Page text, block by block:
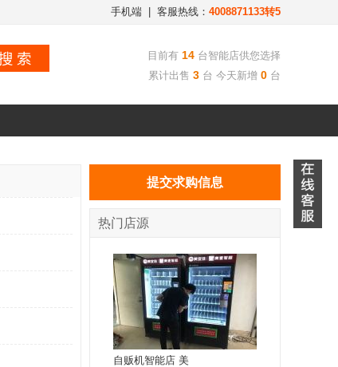
手机端 | 客服热线： 4008871133转5
目前有 14 台智能店供您选择
累计出售 3 台 今天新增 0 台
提交求购信息
热门店源
自贩机智能店 美